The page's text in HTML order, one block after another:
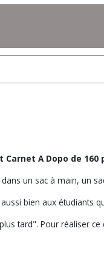
A Dopo de
un sac à main, un
bien aux étudiants
tard". Pour réaliser